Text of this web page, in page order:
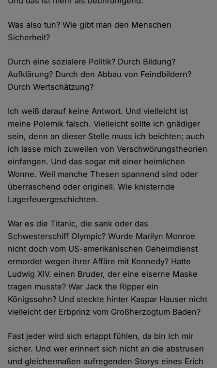
Was also tun? Wie gibt man den Menschen
Sicherheit?
Durch eine sozialere Politik? Durch Bildung?
Aufklärung? Durch den Abbau von Feindbildern?
Durch Wertschätzung?
Ich weiß darauf keine Antwort. Und vielleicht ist
meine Polemik falsch. Vielleicht sollte ich gnädiger
sein, denn an dieser Stelle muss ich beichten; auch
ich lasse mich zuweilen von Verschwörungstheorien
einfangen. Und das sogar mit einer heimlichen
Wonne. Weil manche Thesen spannend sind oder
überraschend oder originell. Wie knisternde
Lagerfeuergeschichten.
War es die Titanic, die sank oder das
Schwesterschiff Olympic? Wurde Marilyn Monroe
nicht doch vom US-amerikanischen Geheimdienst
ermordet wegen ihrer Affäre mit Kennedy? Hatte
Ludwig XIV. einen Bruder, der eine eiserne Maske
tragen musste? War Jack the Ripper ein
Königssohn? Und steckte hinter Kaspar Hauser nicht
vielleicht der Erbprinz vom Großherzogtum Baden?
Fast jeder wird sich ertappt fühlen, da bin ich mir
sicher. Und wer erinnert sich nicht an die abstrusen
und gleichermaßen aufregenden Storys eines Erich